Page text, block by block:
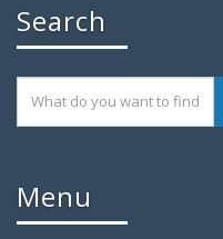
Search
Menu